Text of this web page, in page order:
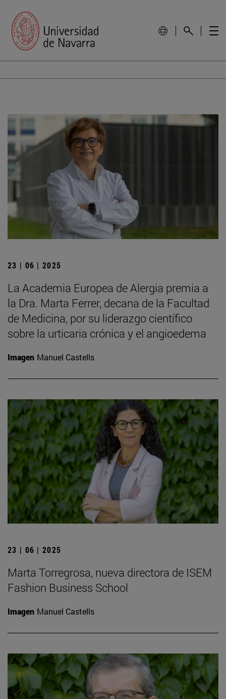
23 | 06 | 2025
La Academia Europea de Alergia premia a
la Dra. Marta Ferrer, decana de la Facultad
de Medicina, por su liderazgo científico
sobre la urticaria crónica y el angioedema
Imagen Manuel Castells
23 | 06 | 2025
Marta Torregrosa, nueva directora de ISEM
Fashion Business School
Imagen Manuel Castells